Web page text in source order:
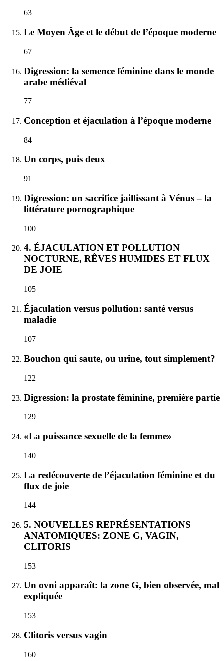
63
Le Moyen Âge et le début de l’époque moderne
67
Digression: la semence féminine dans le monde
arabe médiéval
77
Conception et éjaculation à l’époque moderne
84
Un corps, puis deux
91
Digression: un sacrifice jaillissant à Vénus – la
littérature pornographique
100
4. ÉJACULATION ET POLLUTION
NOCTURNE, RÊVES HUMIDES ET FLUX
DE JOIE
105
Éjaculation versus pollution: santé versus
maladie
107
Bouchon qui saute, ou urine, tout simplement?
122
Digression: la prostate féminine, première partie
129
«La puissance sexuelle de la femme»
140
La redécouverte de l’éjaculation féminine et du
flux de joie
144
5. NOUVELLES REPRÉSENTATIONS
ANATOMIQUES: ZONE G, VAGIN,
CLITORIS
153
Un ovni apparaît: la zone G, bien observée, mal
expliquée
153
Clitoris versus vagin
160